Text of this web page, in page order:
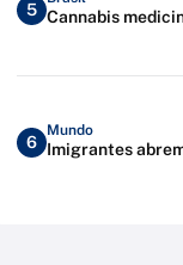
5 Cannabis
6
Mundo
Imigrantes